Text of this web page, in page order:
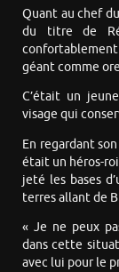
Quant au chef
du titre de
géant comme
C’était un
visage qui
En regardant
était un héros-roi
jeté les bases
terres allant de
« Je ne peux
dans cette
avec lui pour le